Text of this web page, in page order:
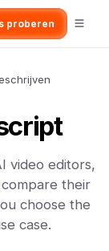
proberen
video editors,
their
choose the
case.